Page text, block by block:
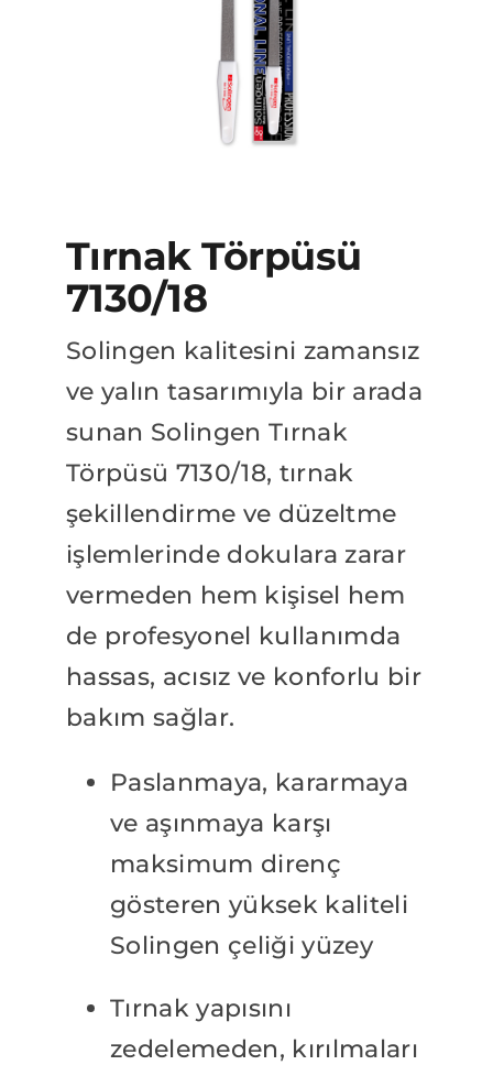
Tırnak Törpüsü
7130/18
Solingen kalitesini zamansız
ve yalın tasarımıyla bir arada
sunan Solingen Tırnak
Törpüsü 7130/18, tırnak
şekillendirme ve düzeltme
işlemlerinde dokulara zarar
vermeden hem kişisel hem
de profesyonel kullanımda
hassas, acısız ve konforlu bir
bakım sağlar.
Paslanmaya, kararmaya
ve aşınmaya karşı
maksimum direnç
gösteren yüksek kaliteli
Solingen çeliği yüzey
Tırnak yapısını
zedelemeden, kırılmaları